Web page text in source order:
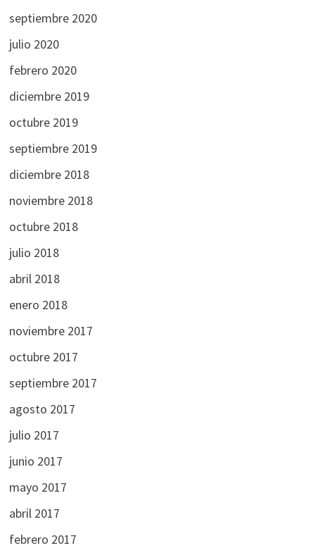
septiembre 2020
julio 2020
febrero 2020
diciembre 2019
octubre 2019
septiembre 2019
diciembre 2018
noviembre 2018
octubre 2018
julio 2018
abril 2018
enero 2018
noviembre 2017
octubre 2017
septiembre 2017
agosto 2017
julio 2017
junio 2017
mayo 2017
abril 2017
febrero 2017